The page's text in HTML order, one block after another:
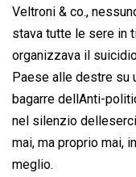
Veltroni & co.,
stava tutte le sere in
organizzava il
Paese alle destre su
bagarre dellAnti-
nel silenzio
mai, ma proprio mai,
meglio.